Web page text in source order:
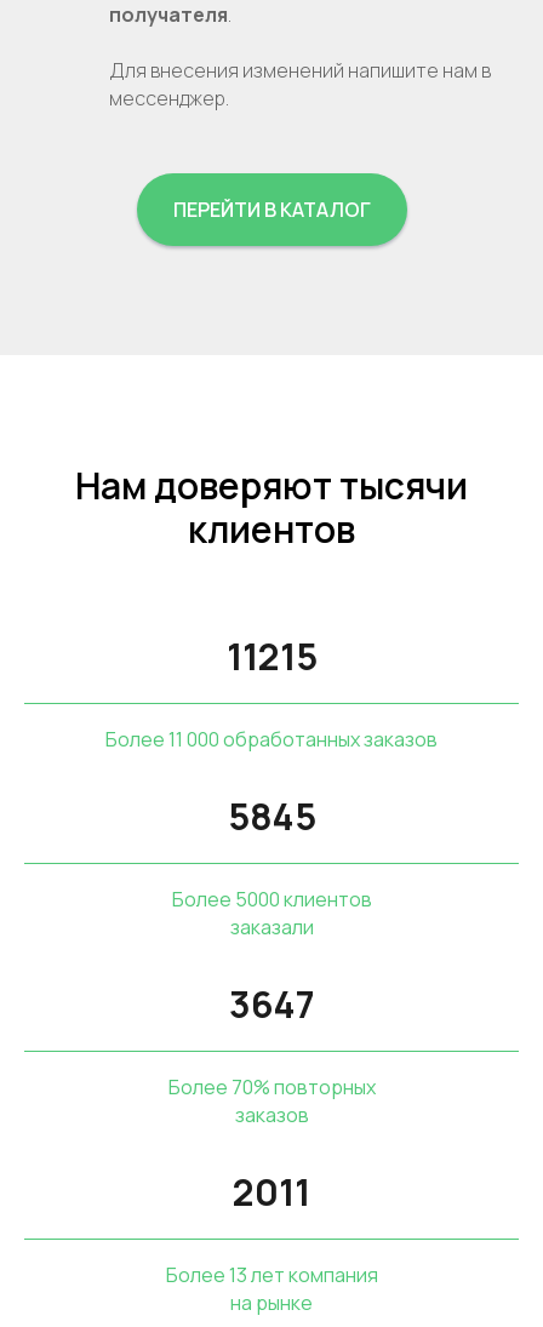
получателя.
Для внесения изменений напишите нам в
мессенджер.
ПЕРЕЙТИ В КАТАЛОГ
Нам доверяют тысячи
клиентов
11215
Более 11 000 обработанных заказов
5845
Более 5000 клиентов
заказали
3647
Более 70% повторных
заказов
2011
Более 13 лет компания
на рынке